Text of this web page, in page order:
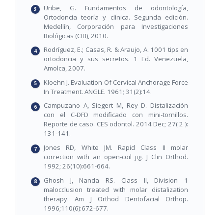
Uribe, G. Fundamentos de odontología,
Ortodoncia teoría y clínica. Segunda edición.
Medellín, Corporación para Investigaciones
Biológicas (CIB), 2010.
Rodríguez, E.; Casas, R. & Araujo, A. 1001 tips en
ortodoncia y sus secretos. 1 Ed. Venezuela,
Amolca, 2007.
Kloehn J. Evaluation Of Cervical Anchorage Force
In Treatment. ANGLE. 1961; 31(2):14.
Campuzano A, Siegert M, Rey D. Distalización
con el C-DFD modificado con mini-tornillos.
Reporte de caso. CES odontol. 2014 Dec; 27( 2 ):
131-141.
Jones RD, White JM. Rapid Class II molar
correction with an open-coil jig. J Clin Orthod.
1992; 26(10):661-664.
Ghosh J, Nanda RS. Class II, Division 1
malocclusion treated with molar distalization
therapy. Am J Orthod Dentofacial Orthop.
1996;110(6):672-677.